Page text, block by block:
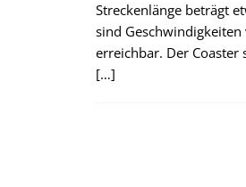
Streckenlänge beträgt
sind
erreichbar. Der
[…]